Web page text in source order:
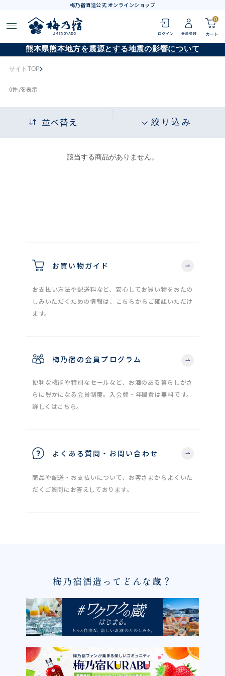
梅乃宿酒造公式 オンラインショップ
0
熊本県熊本地方を震源とする地震の影響について
サイトTOP
0件 /を表示
並べ替え 絞り込み
該当する商品がありません。
お買い物ガイド
お支払い方法や配送料など、安心してお買い物をおたの
しみいただくための情報は、こちらからご確認いただけ
ます。
梅乃宿の会員プログラム
便利な機能や特別なセールなど、お酒のある暮らしがさ
らに豊かになる会員制度。入会費・年間費は無料です。
詳しくはこちら。
よくある質問・お問い合わせ
商品や配送・お支払いについて、お客さまからよくいた
だくご質問にお答えしております。
梅乃宿酒造ってどんな蔵？